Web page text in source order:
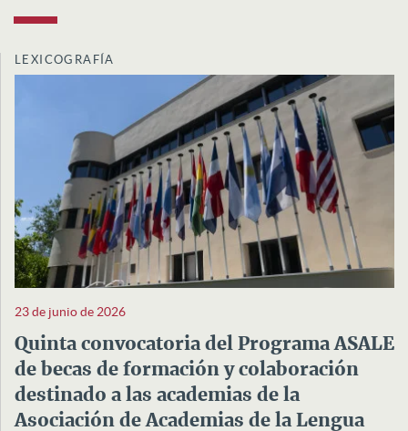
LEXICOGRAFÍA
23 de junio de 2026
Quinta convocatoria del Programa ASALE
de becas de formación y colaboración
destinado a las academias de la
Asociación de Academias de la Lengua